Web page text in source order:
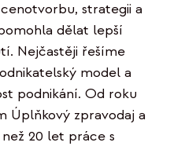
strategii a
dělat lepší
Nejčastěji řešíme
model a
podnikání. Od roku
Úplňkový zpravodaj a
20 let práce s